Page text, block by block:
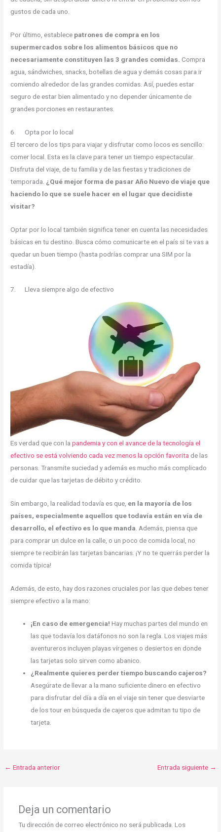
gustos de cada uno.
Por último, establece patrones de compra en los
supermercados sobre los alimentos básicos que no
necesariamente constituyen las 3 grandes comidas.Compra
agua, sándwiches, snacks, botellas de agua y demás cosas para ir
comiendo alrededor de las grandes comidas. Así, puedes estar
seguro de estar bien alimentado y no depender únicamente de
grandes porciones en restaurantes.
6. Opta por lo local
El tercero de los tips para viajar y disfrutar como locos es sencillo:
comer local. Esta es la clave para tener un tiempo espectacular.
Disfruta del viaje, de tu familia y de las fiestas y tradiciones de
temporada. ¿Qué mejor forma de pasar Año Nuevo de viaje que
haciendo lo que se suele hacer en el lugar que decidiste
visitar?
Optar por lo local también significa tener en cuenta las necesidades
básicas en tu destino. Busca cómo comunicarte en el país si te vas a
quedar un buen tiempo (hasta podrías comprar una SIM por la
estadía).
7. Lleva siempre algo de efectivo
Es verdad que con lapandemia y con el avance de la tecnología el
efectivo se está volviendo cada vez menos la opción favorita de las
personas. Transmite suciedad y además es mucho más complicado
de cuidar que las tarjetas de débito y crédito.
Sin embargo, la realidad todavía es que, en la mayoría de los
países, especialmente aquellos que todavía están en vía de
desarrollo, el efectivo es lo que manda . Además, piensa que
para comprar un dulce en la calle, o un poco de comida local, no
siempre te recibirán las tarjetas bancarias. ¡Y no te querrás perder la
comida típica!
Además, de esto, hay dos razones cruciales por las que debes tener
siempre efectivo a la mano:
¡En caso de emergencia! Hay muchas partes del mundo en
las que todavía los datáfonos no son la regla. Los viajes más
aventureros incluyen playas vírgenes o desiertos en donde
las tarjetas solo sirven como abanico.
¿Realmente quieres perder tiempo buscando cajeros?
Asegúrate de llevar a la mano suficiente dinero en efectivo
para disfrutar del día a día en el viaje sin tener que desviarte
de los tour en búsqueda de cajeros que admitan tu tipo de
tarjeta.
← Entrada anterior Entrada siguiente →
Deja un comentario
Tu dirección de correo electrónico no será publicada. Los